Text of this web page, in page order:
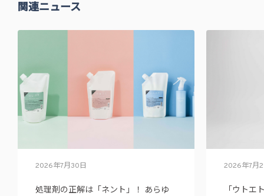
関連ニュース
2026年7月30日
処理剤の正解は「ネント」！ あらゆ
2026年7月
「ウトエ